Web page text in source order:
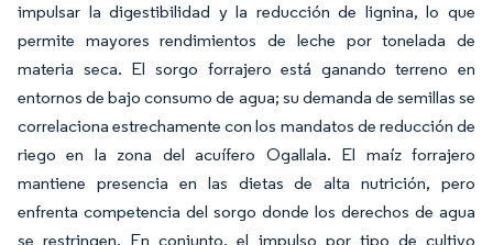
impulsar la digestibilidad y la reducción de lignina, lo que
permite mayores rendimientos de leche por tonelada de
materia seca. El sorgo forrajero está ganando terreno en
entornos de bajo consumo de agua; su demanda de semillas se
correlaciona estrechamente con los mandatos de reducción de
riego en la zona del acuífero Ogallala. El maíz forrajero
mantiene presencia en las dietas de alta nutrición, pero
enfrenta competencia del sorgo donde los derechos de agua
se restringen. En conjunto, el impulso por tipo de cultivo